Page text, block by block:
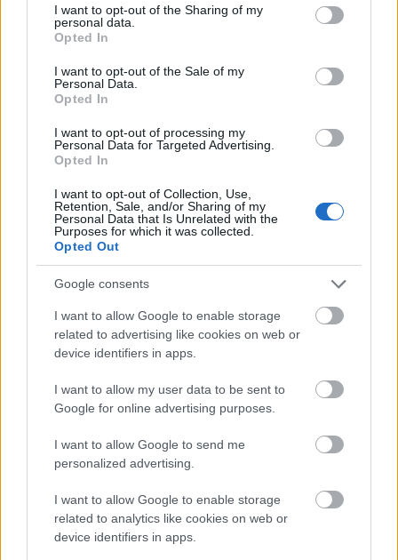
not limited to your visit or usage behaviour. You may click to
grant or deny consent to Google and its third-party tags to
use your data for below specified purposes in below Google
consent section.
I want to opt-out of the Sharing of my
personal data.
Opted In
I want to opt-out of the Sale of my
Personal Data.
Opted In
I want to opt-out of processing my
Personal Data for Targeted Advertising.
Opted In
I want to opt-out of Collection, Use,
Retention, Sale, and/or Sharing of my
Personal Data that Is Unrelated with the
Purposes for which it was collected.
Opted Out
Google consents
I want to allow Google to enable storage
related to advertising like cookies on web or
device identifiers in apps.
I want to allow my user data to be sent to
Google for online advertising purposes.
I want to allow Google to send me
personalized advertising.
I want to allow Google to enable storage
related to analytics like cookies on web or
device identifiers in apps.
ελικοπτέρων.